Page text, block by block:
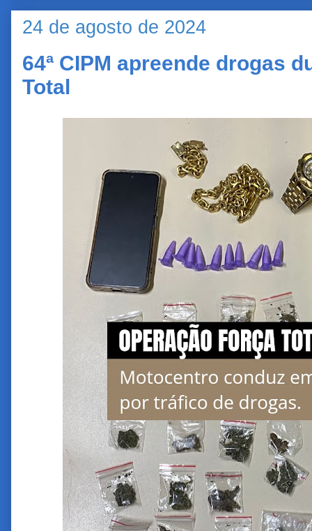
24 de agosto de 2024
64ª CIPM apreende drogas
Total